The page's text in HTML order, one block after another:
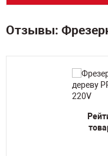
Отзывы: